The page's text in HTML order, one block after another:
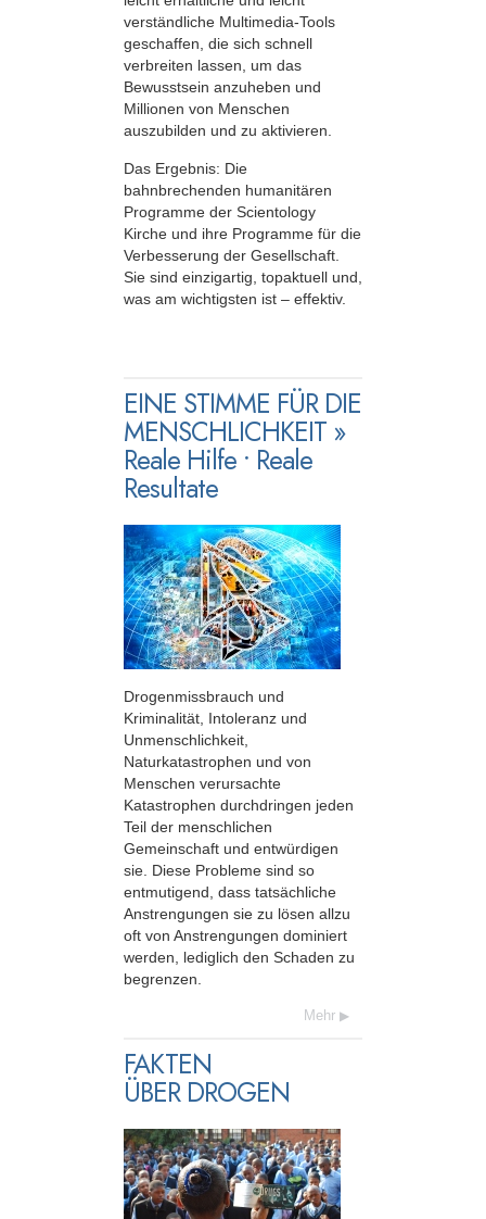
verständliche Multimedia-Tools
geschaffen, die sich schnell
verbreiten lassen, um das
Bewusstsein anzuheben und
Millionen von Menschen
auszubilden und zu aktivieren.
Das Ergebnis: Die
bahnbrechenden humanitären
Programme der Scientology
Kirche und ihre Programme für die
Verbesserung der Gesellschaft.
Sie sind einzigartig, topaktuell und,
was am wichtigsten ist – effektiv.
EINE STIMME FÜR DIE
MENSCHLICHKEIT »
Reale Hilfe • Reale
Resultate
Drogenmissbrauch und
Kriminalität, Intoleranz und
Unmenschlichkeit,
Naturkatastrophen und von
Menschen verursachte
Katastrophen durchdringen jeden
Teil der menschlichen
Gemeinschaft und entwürdigen
sie. Diese Probleme sind so
entmutigend, dass tatsächliche
Anstrengungen sie zu lösen allzu
oft von Anstrengungen dominiert
werden, lediglich den Schaden zu
begrenzen.
Mehr
FAKTEN
ÜBER DROGEN